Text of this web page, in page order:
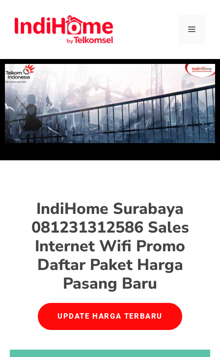
IndiHome Surabaya
081231312586 Sales
Internet Wifi Promo
Daftar Paket Harga
Pasang Baru
UPDATE HARGA TERBARU